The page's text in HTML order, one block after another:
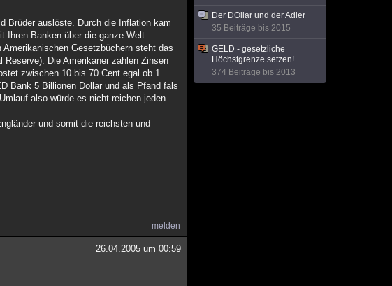
Brüder auslöste. Durch die Inflation kam
Ihren Banken über die ganze Welt
Gesetzbüchern steht das
Die Amerikaner zahlen Zinsen
zwischen 10 bis 70 Cent egal ob 1
Bank 5 Billionen Dollar und als Pfand fals
also würde es nicht reichen jeden
und somit die reichsten und
melden
26.04.2005 um 00:59
Der DOllar und der Adler
35 Beiträge bis 2015
GELD - gesetzliche
Höchstgrenze setzen!
374 Beiträge bis 2013